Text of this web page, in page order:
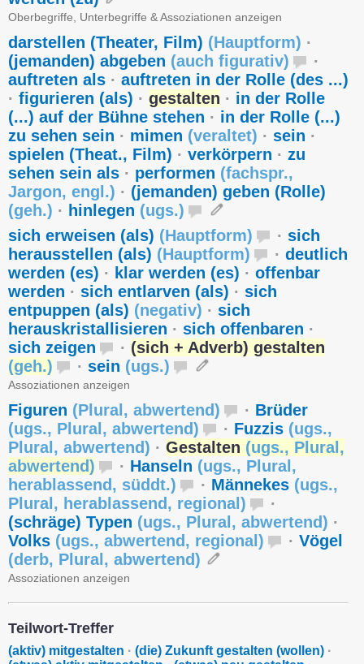
Oberbegriffe, Unterbegriffe & Assoziationen anzeigen
darstellen (Theater, Film) (Hauptform) ·
(jemanden) abgeben (auch figurativ)
·
auftreten als · auftreten in der Rolle (des ...)
· figurieren (als) · gestalten · in der Rolle
(...) auf der Bühne stehen · in der Rolle (...)
zu sehen sein · mimen (veraltet) · sein ·
spielen (Theat., Film) · verkörpern · zu
sehen sein als · performen (fachspr.,
Jargon, engl.) · (jemanden) geben (Rolle)
(geh.) · hinlegen (ugs.)
sich erweisen (als) (Hauptform) · sich
herausstellen (als) (Hauptform) · deutlich
werden (es) · klar werden (es) · offenbar
werden · sich entlarven (als) · sich
entpuppen (als) (negativ) · sich
herauskristallisieren · sich offenbaren ·
sich zeigen
· (sich + Adverb) gestalten
(geh.) · sein (ugs.)
Assoziationen anzeigen
Figuren (Plural , abwertend) · Brüder
(ugs., Plural , abwertend) · Fuzzis (ugs.,
Plural , abwertend) · Gestalten (ugs., Plural ,
abwertend) · Hanseln (ugs., Plural ,
herablassend , süddt.) · Männekes (ugs.,
Plural , herablassend , regional )
·
(schräge) Typen (ugs., Plural , abwertend) ·
Volks (ugs., abwertend , regional ) · Vögel
(derb, Plural , abwertend)
Assoziationen anzeigen
Teilwort-Treffer
(aktiv) mitgestalten · (die) Zukunft gestalten (wollen) ·